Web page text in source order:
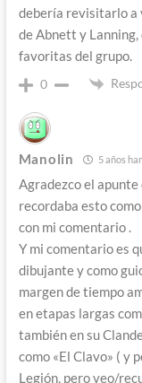
debería revisitarlo a
de Abnett y Lanning,
favoritas del grupo.
0
Manolin 5 años
Agradezco el
recordaba esto
con mi comentario .
Y mi comentario es
dibujante y como
margen de tiempo
en etapas largas
también en su
como «El Clavo» ( y
Legión, pero veo/